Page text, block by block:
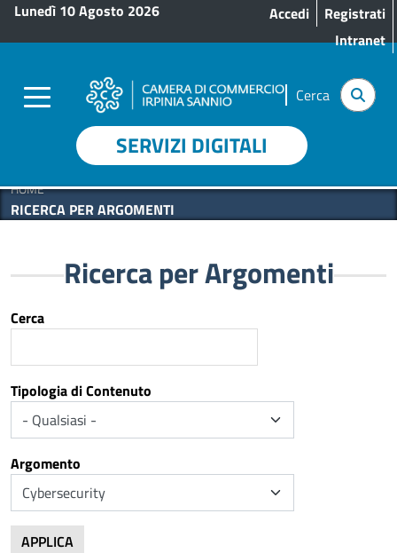
Salta al contenuto principale
Lunedì 10 Agosto 2026 Menu profilo utente
Accedi
Registrati
Intranet
Cerca
SERVIZI DIGITALI
HOME
RICERCA PER ARGOMENTI
Ricerca per Argomenti
Cerca
Tipologia di Contenuto
Argomento
APPLICA